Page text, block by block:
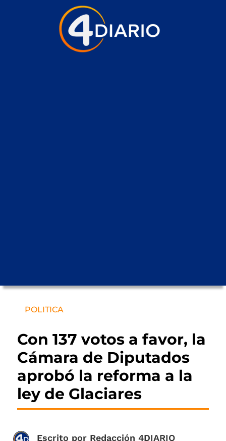
POLITICA
Con 137 votos a favor, la
Cámara de Diputados
aprobó la reforma a la
ley de Glaciares
Escrito por Redacción 4DIARIO